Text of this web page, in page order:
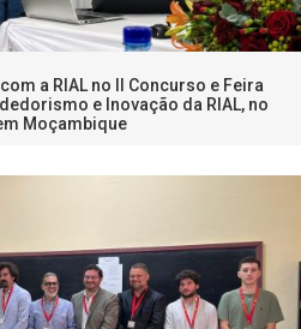
a RIAL no II Concurso e Feira
e Inovação da RIAL, no
Moçambique